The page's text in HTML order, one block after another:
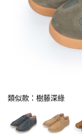
類似款：樹藤深綠